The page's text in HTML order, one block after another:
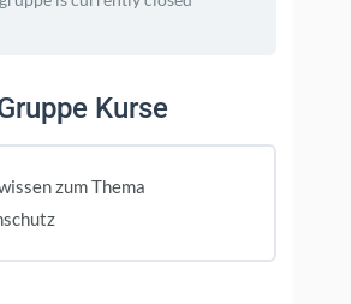
Kurse
zum Thema